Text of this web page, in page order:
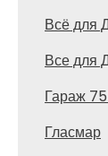
Всё для
Все для
Гараж
Гласмар